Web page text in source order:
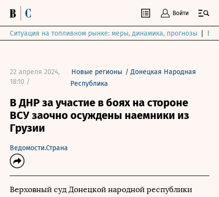
Войти
Ситуация на топливном рынке: меры, динамика, прогнозы
22 апреля 2024,
18:10 /
Новые регионы /Донецкая Народная
Республика
В ДНР за участие в боях на стороне
ВСУ заочно осуждены наемники из
Грузии
Ведомости.Страна
Верховный суд Донецкой народной республики